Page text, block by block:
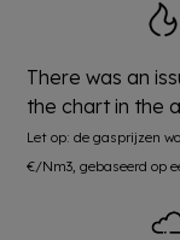
There was an
the chart in the
Let op: de gasprijzen
€/Nm3, gebaseerd op